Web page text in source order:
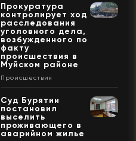
Прокуратура
контролирует ход
расследования
уголовного дела,
возбужденного по
факту
происшествия в
Муйском районе
Происшествия
Суд Бурятии
постановил
выселить
проживающего в
аварийном жилье